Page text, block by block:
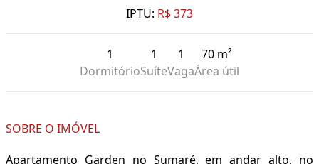
IPTU: R$ 373
1
Dormitório
1
Suíte
1
Vaga
70 m²
Área útil
SOBRE O IMÓVEL
Apartamento Garden no Sumaré, em andar alto, no